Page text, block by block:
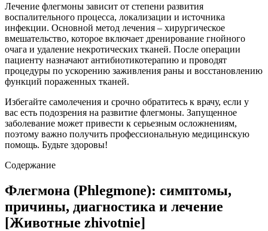
Лечение флегмоны зависит от степени развития
воспалительного процесса, локализации и источника
инфекции. Основной метод лечения – хирургическое
вмешательство, которое включает дренирование гнойного
очага и удаление некротических тканей. После операции
пациенту назначают антибиотикотерапию и проводят
процедуры по ускорению заживления раны и восстановлению
функций пораженных тканей.
Избегайте самолечения и срочно обратитесь к врачу, если у
вас есть подозрения на развитие флегмоны. Запущенное
заболевание может привести к серьезным осложнениям,
поэтому важно получить профессиональную медицинскую
помощь. Будьте здоровы!
Содержание
Флегмона (Phlegmone): симптомы,
причины, диагностика и лечение
[Животные zhivotnie]